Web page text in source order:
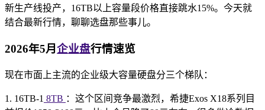
新生产线投产，16TB以上容量段价格直接跳水15%。今天就
结合最新行情，聊聊选盘那些事儿。
2026年5月 企业盘行情速览
现在市面上主流的企业级大容量硬盘分三个梯队：
1. 16TB-1 8TB ：这个区间竞争最激烈，希捷Exos X18系列目